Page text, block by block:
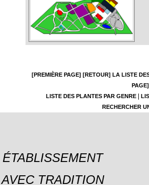
[PREMIÈRE PAGE] [RETOUR] LA LISTE
PAGE]
LISTE DES PLANTES PAR GENRE|
RECHERCHER
ÉTABLISSEMENT
AVEC TRADITION